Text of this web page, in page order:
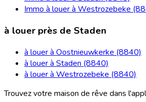
Immo à louer à Westrozebeke
à louer près de Staden
à louer à Oostnieuwkerke (8840)
à louer à Staden (8840)
à louer à Westrozebeke (8840)
Trouvez votre maison de rêve dans